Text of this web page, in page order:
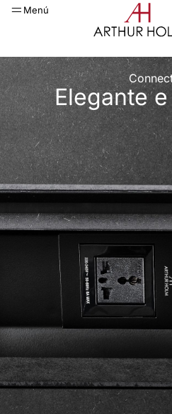
Menú
Elegante